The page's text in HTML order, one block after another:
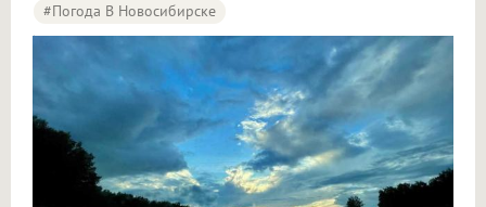
#Погода В Новосибирске